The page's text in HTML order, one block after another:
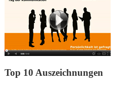
Top 10 Auszeichnungen